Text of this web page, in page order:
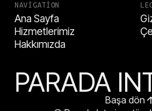
NAVIGATION
Ana Sayfa
Hizmetlerimiz
Hakkımızda
PARADA
Başa dön